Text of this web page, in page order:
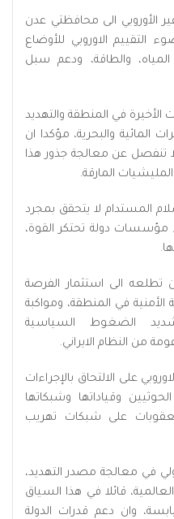
الأوروبي الى محافظتي عدن
التقييم الاوروبي للأوضاع
والطاقة، ودعم سبل
في المنطقة والتهديد
المائية والبحرية، مؤكدا ان
تنفصل عن معالجة جذور هذا
المارقة.
المستدام لا يتحقق بمجرد
مؤسسات دولة تحتكر القوة،
الى استثمار الفرصة
الأمنية في المنطقة، ومواكبة
الضغوط السياسية
من النظام الايراني.
على الالتحاق بالإجراءات
وقياداتها وشبكاتها
على شبكات تهريب
في معالجة مصدر التهديد،
قائلا في هذا السياق
وان دعم قدرات الدولة